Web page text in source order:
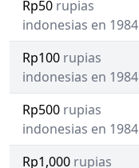
Rp50 rupias
indonesias en 1984
Rp100 rupias
indonesias en 1984
Rp500 rupias
indonesias en 1984
Rp1,000 rupias